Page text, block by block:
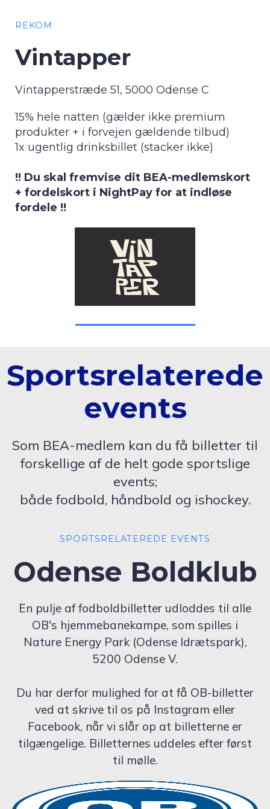
REKOM
Vintapper
Vintapperstræde 51, 5000 Odense C
15% hele natten (gælder ikke premium
produkter + i forvejen gældende tilbud)
1x ugentlig drinksbillet (stacker ikke)
!! Du skal fremvise dit BEA-medlemskort
+ fordelskort i NightPay for at indløse
fordele !!
Sportsrelaterede
events
Som BEA-medlem kan du få billetter til
forskellige af de helt gode sportslige
events;
både fodbold, håndbold og ishockey.
SPORTSRELATEREDE EVENTS
Odense Boldklub
En pulje af fodboldbilletter udloddes til alle
OB's hjemmebanekampe, som spilles i
Nature Energy Park (Odense Idrætspark),
5200 Odense V.
Du har derfor mulighed for at få OB-billetter
ved at skrive til os på Instagram eller
Facebook, når vi slår op at billetterne er
tilgængelige. Billetternes uddeles efter først
til mølle.